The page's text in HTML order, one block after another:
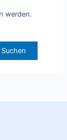
werden.